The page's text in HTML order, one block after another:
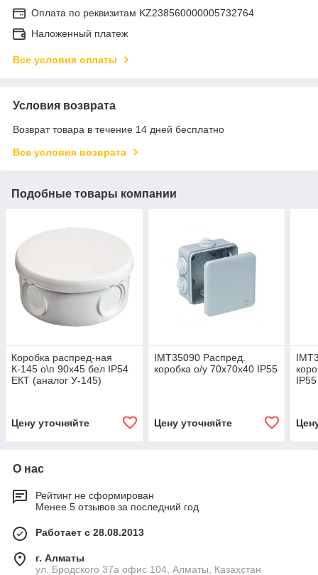
Оплата по реквизитам KZ238560000005732764
Наложенный платеж
Все условия оплаты
Условия возврата
Возврат товара в течение 14 дней бесплатно
Все условия возврата
Подобные товары компании
Коробка распред-ная
К-145 о\п 90х45 бел IP54
ЕКТ (аналог У-145)
Цену уточняйте
IMT35090 Распред.
коробка о/у 70х70х40 IP55
Цену уточняйте
IP55
О нас
Рейтинг не сформирован
Менее 5 отзывов за последний год
Работает с 28.08.2013
г. Алматы
ул. Бродского 37а офис 104, Алматы, Казахстан